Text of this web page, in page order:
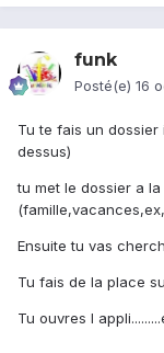
funk
Posté(e) 16
Tu te fais un
dessus)
tu met le dossier a
Ensuite tu vas
Tu fais de la place
Tu ouvres l